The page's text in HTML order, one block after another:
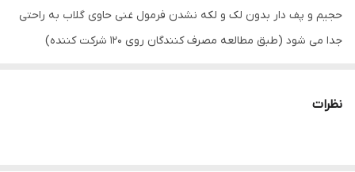
حجیم و پف دار بدون لک و لکه نشدن فرمول غنی حاوی گلاب به راحتی
جدا می شود (طبق مطالعه مصرف کنندگان روی 120 شرکت کننده)
نظرات